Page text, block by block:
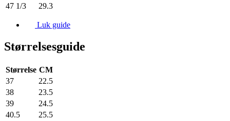
47 1/3
29.3
Luk guide
Størrelsesguide
Størrelse CM
37
22.5
38
23.5
39
24.5
40.5
25.5